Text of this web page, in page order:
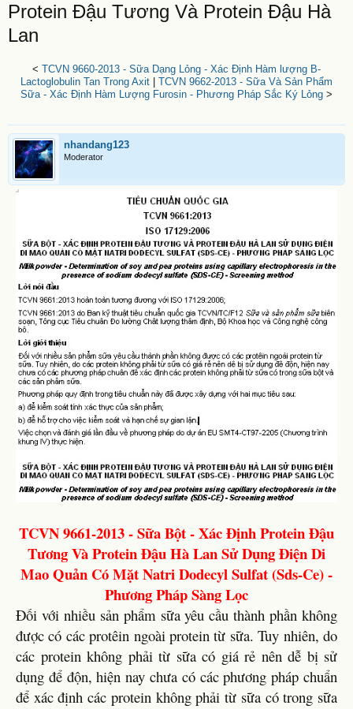
Protein Đậu Tương Và Protein Đậu Hà
Lan
< TCVN 9660-2013 - Sữa Dạng Lỏng - Xác Định Hàm lượng B-
Lactoglobulin Tan Trong Axit
TCVN 9662-2013 - Sữa Và Sản Phẩm
Sữa - Xác Định Hàm Lượng Furosin - Phương Pháp Sắc Ký Lỏng >
nhandang123
Moderator
TCVN 9661-2013 - Sữa Bột - Xác Định Protein Đậu
Tương Và Protein Đậu Hà Lan Sử Dụng Điện Di
Mao Quản Có Mặt Natri Dodecyl Sulfat (Sds-Ce) -
Phương Pháp Sàng Lọc
Đối với nhiều sản phẩm sữa yêu cầu thành phần không
được có các protêin ngoài protein từ sữa. Tuy nhiên, do
các protein không phải từ sữa có giá rẻ nên dễ bị sử
dụng để độn, hiện nay chưa có các phương pháp chuẩn
để xác định các protein không phải từ sữa có trong sữa